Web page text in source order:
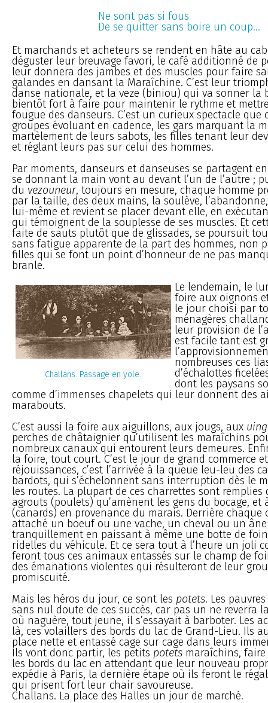
Ne sont pas si fous
De se quitter sans boire un coup...
Et marchands et acheteurs se rendent en hâte au
déguster leur breuvage favori, le café additionné de
leur donnera des jambes et des muscles pour faire
galandes en dansant la Maraîchine. C’est leur
danse nationale, et la veze (biniou) qui va sonner la
bientôt fort à faire pour maintenir le rythme et
fougue des danseurs. C’est un curieux spectacle que
groupes évoluant en cadence, les gars marquant la
martèlement de leurs sabots, les filles tenant leur
et réglant leurs pas sur celui des hommes.
Par moments, danseurs et danseuses se partagent
se donnant la main vont au devant l’un de l’autre ;
du vezouneur, toujours en mesure, chaque homme
par la taille, des deux mains, la soulève,
lui-même et revient se placer devant elle, en
qui témoignent de la souplesse de ses muscles. Et
faite de sauts plutôt que de glissades, se poursuit
sans fatigue apparente de la part des hommes, non
filles qui se font un point d’honneur de ne pas
branle.
Challans. Passage en yole.
Le lendemain, le
foire aux oignons
le jour choisi par
ménagères
leur provision de
est facile tant est
nombreuses ces
d’échalottes
dont les paysans
comme d’immenses chapelets qui leur donnent des
marabouts.
C’est aussi la foire aux aiguillons, aux jougs, aux
perches de châtaignier qu’utilisent les maraîchins
nombreux canaux qui entourent leurs demeures.
la foire, tout court. C’est le jour de grand commerce
réjouissances, c’est l’arrivée à la queue leu-leu des
bardots, qui s’échelonnent sans interruption dès le
les routes. La plupart de ces charrettes sont remplies
agrouts (poulets) qu’amènent les gens du bocage, et
(canards) en provenance du marais. Derrière chaque
attaché un boeuf ou une vache, un cheval ou un
tranquillement en paissant à même une botte de
ridelles du véhicule. Et ce sera tout à l’heure un joli
feront tous ces animaux entassés sur le champ de
des émanations violentes qui résulteront de leur
promiscuité.
Mais les héros du jour, ce sont les potets. Les
sans nul doute de ces succès, car pas un ne reverra
où naguère, tout jeune, il s’essayait à barboter. Les
là, ces volaillers des bords du lac de Grand-Lieu. Ils
place nette et entassé cage sur cage dans leurs
Ils vont donc partir, les petits potets maraîchins,
les bords du lac en attendant que leur nouveau
expédie à Paris, la dernière étape où ils feront le
qui prisent fort leur chair savoureuse.
Challans. La place des Halles un jour de marché.